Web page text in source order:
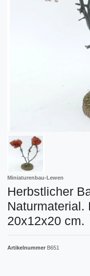
Miniaturenbau-Lewen
Herbstlicher
Naturmaterial.
20x12x20 cm.
Artikelnummer B651